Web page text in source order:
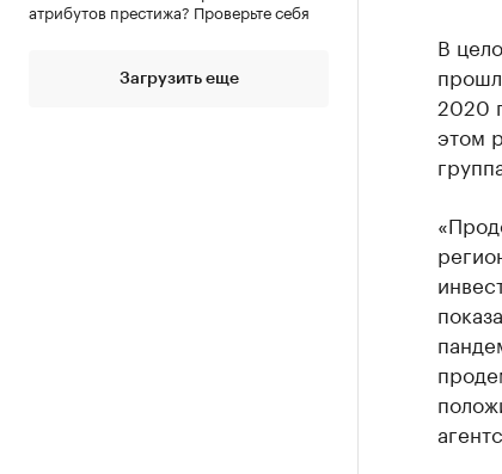
атрибутов престижа? Проверьте себя
Загрузить еще
В
2020
этом